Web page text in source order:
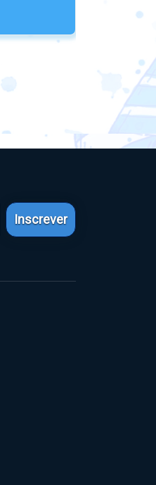
Inscrever